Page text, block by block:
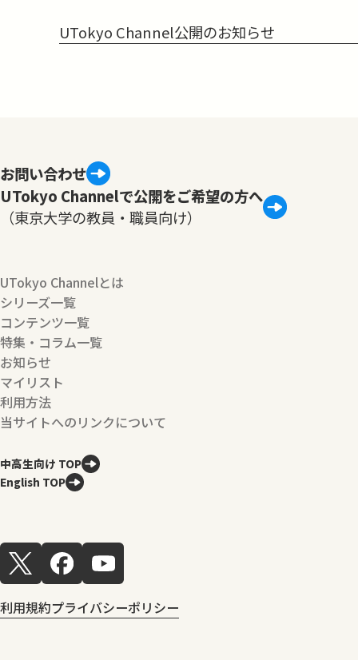
UTokyo Channel公開のお知らせ
お問い合わせ
UTokyo Channelで公開をご希望の方へ
（東京大学の教員・職員向け）
UTokyo Channelとは
シリーズ一覧
コンテンツ一覧
特集・コラム一覧
お知らせ
マイリスト
利用方法
当サイトへのリンクについて
中高生向け TOP
English TOP
利用規約プライバシーポリシー